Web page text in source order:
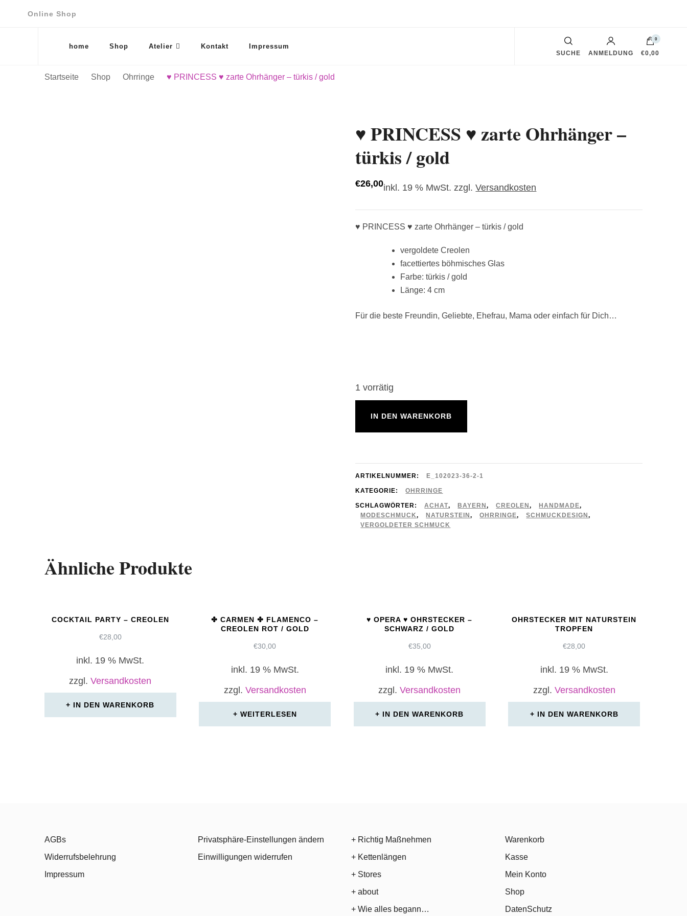
Online Shop
home Shop Atelier Kontakt Impressum
SUCHE ANMELDUNG
0
€0,00
Startseite Shop Ohrringe ♥ PRINCESS ♥ zarte Ohrhänger – türkis / gold
♥ PRINCESS ♥ zarte Ohrhänger –
türkis / gold
€26,00inkl. 19 % MwSt. zzgl.Versandkosten
♥ PRINCESS ♥ zarte Ohrhänger – türkis / gold
vergoldete Creolen
facettiertes böhmisches Glas
Farbe: türkis / gold
Länge: 4 cm
Für die beste Freundin, Geliebte, Ehefrau, Mama oder einfach für Dich…
1 vorrätig
Ohrhänger
-
türkis
IN DEN WARENKORB
ARTIKELNUMMER: E_102023-36-2-1
KATEGORIE: OHRRINGE
SCHLAGWÖRTER: ACHAT, BAYERN, CREOLEN, HANDMADE,
MODESCHMUCK, NATURSTEIN, OHRRINGE, SCHMUCKDESIGN,
VERGOLDETER SCHMUCK
Ähnliche Produkte
COCKTAIL PARTY – CREOLEN
€28,00
inkl. 19 % MwSt.
zzgl.Versandkosten
IN DEN WARENKORB
✤ CARMEN ✤ FLAMENCO –
CREOLEN ROT / GOLD
€30,00
inkl. 19 % MwSt.
zzgl. Versandkosten
WEITERLESEN
♥ OPERA ♥ OHRSTECKER –
SCHWARZ / GOLD
€35,00
inkl. 19 % MwSt.
zzgl.Versandkosten
IN DEN WARENKORB
OHRSTECKER MIT NATURSTEIN
TROPFEN
€28,00
inkl. 19 % MwSt.
zzgl. Versandkosten
IN DEN WARENKORB
AGBs
Widerrufsbelehrung
Impressum
Privatsphäre-Einstellungen ändern
Einwilligungen widerrufen
+ Richtig Maßnehmen
+ Kettenlängen
+ Stores
+ about
+ Wie alles begann…
Warenkorb
Kasse
Mein Konto
Shop
DatenSchutz